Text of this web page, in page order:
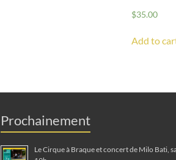
$35.00
Add to
Prochainement
Le Cirque à Braque et concert de Milo Bati,